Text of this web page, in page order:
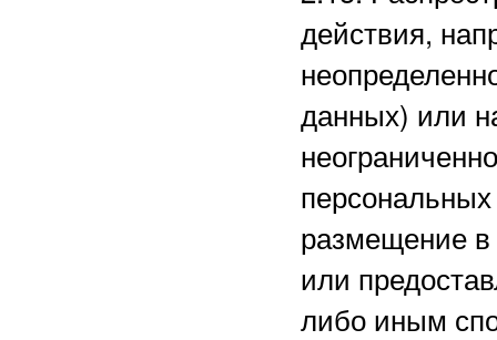
действия,
данных) или
размещение
или
либо иным